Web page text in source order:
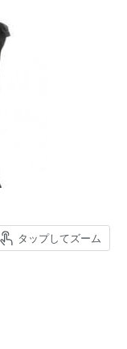
タップしてズーム